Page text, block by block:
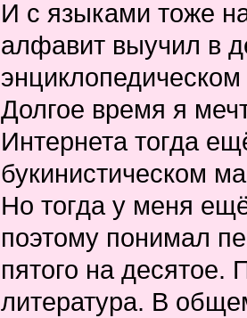
И с языками тоже
алфавит выучил в
Долгое время я
Интернета тогда
букинистическом
Но тогда у меня
поэтому понимал
пятого на десятое.
литература. В